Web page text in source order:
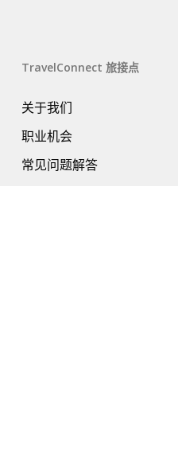
TravelConnect 旅接点
关于我们
职业机会
常见问题解答